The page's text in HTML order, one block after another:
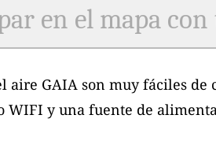
en el mapa
aire GAIA son muy fáciles de
WIFI y una fuente de